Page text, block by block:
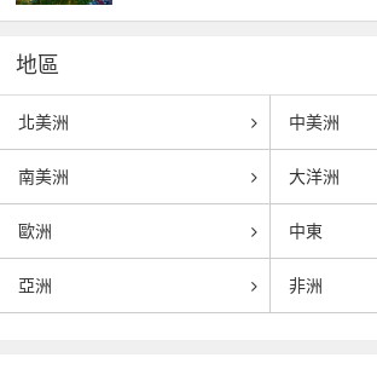
地區
北美洲 中美洲
南美洲 大洋洲
歐洲 中東
亞洲 非洲